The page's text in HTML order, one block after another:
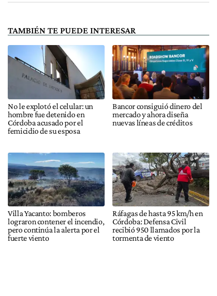
TAMBIÉN TE PUEDE INTERESAR
No le explotó el celular: un
hombre fue detenido en
Córdoba acusado por el
femicidio de su esposa
Bancor consiguió dinero del
mercado y ahora diseña
nuevas líneas de créditos
Villa Yacanto: bomberos
lograron contener el incendio,
pero continúa la alerta por el
fuerte viento
Ráfagas de hasta 95 km/h en
Córdoba: Defensa Civil
recibió 950 llamados por la
tormenta de viento